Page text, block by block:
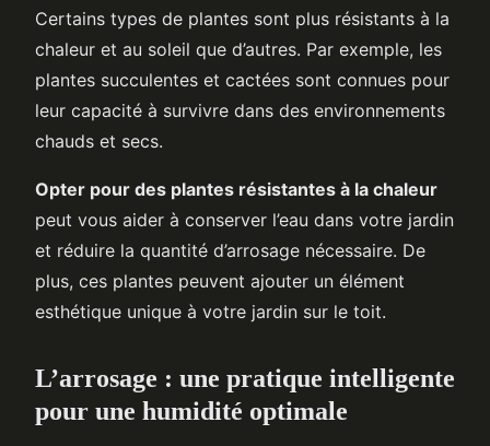
Certains types de plantes sont plus résistants à la
chaleur et au soleil que d’autres. Par exemple, les
plantes succulentes et cactées sont connues pour
leur capacité à survivre dans des environnements
chauds et secs.
Opter pour des plantes résistantes à la chaleur
peut vous aider à conserver l’eau dans votre jardin
et réduire la quantité d’arrosage nécessaire. De
plus, ces plantes peuvent ajouter un élément
esthétique unique à votre jardin sur le toit.
L’arrosage : une pratique intelligente
pour une humidité optimale